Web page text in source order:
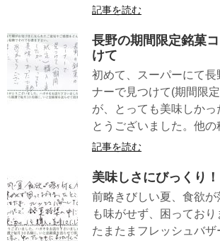
記事を読む
長野の期間限定銘菓
けて
初めて、スーパーにて長
ナーで見つけて(期間限
が、とっても美味しか
とうございました。他の
記事を読む
美味しさにびっくり！
前略きびしい夏、食欲が
も味がせず、困っており
たまたまフレッシュバザ